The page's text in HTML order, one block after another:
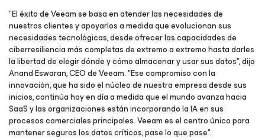
"El éxito de Veeam se basa en atender las necesidades de
nuestros clientes y apoyarlos a medida que evolucionan sus
necesidades tecnológicas, desde ofrecer las capacidades de
ciberresiliencia más completas de extremo a extremo hasta darles
la libertad de elegir dónde y cómo almacenar y usar sus datos", dijo
Anand Eswaran, CEO de Veeam. "Ese compromiso con la
innovación, que ha sido el núcleo de nuestra empresa desde sus
inicios, continúa hoy en día a medida que el mundo avanza hacia
SaaS y las organizaciones están incorporando la IA en sus
procesos comerciales principales. Veeam es el centro único para
mantener seguros los datos críticos, pase lo que pase".